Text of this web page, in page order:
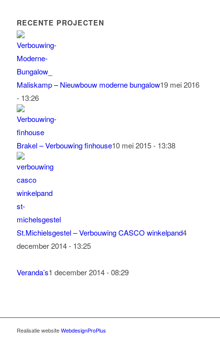
RECENTE PROJECTEN
Maliskamp – Nieuwbouw moderne bungalow19 mei 2016
- 13:26
Brakel – Verbouwing finhouse10 mei 2015 - 13:38
St.Michielsgestel – Verbouwing CASCO winkelpand4
december 2014 - 13:25
Veranda’s1 december 2014 - 08:29
Realisatie websiteWebdesignProPlus